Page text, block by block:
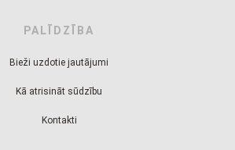
PALĪDZĪBA
Bieži uzdotie jautājumi
Kā atrisināt sūdzību
Kontakti